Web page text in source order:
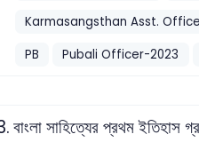
Karmasangsthan Asst.
PB
Pubali Officer-2023
বাংলা সাহিত্যের প্রথম ইতিহাস